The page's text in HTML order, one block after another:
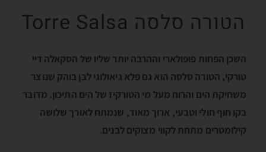
הטורה סלסה Torre Salsa
השכן הפחות פופולארי וההרבה יותר שליו של הסקאלה דיי
טורקי, הטורה סלסה הוא גם פלא גיאולוגי לבן בוהק שנוצר
משחיקת הים והרוח מעל מי הטורקיז של הים התיכון. מדובר
בקו חוף חולי וטבעי, ארוך מאוד, שנמתח לאורך שלושה
קילומטרים מתחת לקווי מצוקים לבנים.